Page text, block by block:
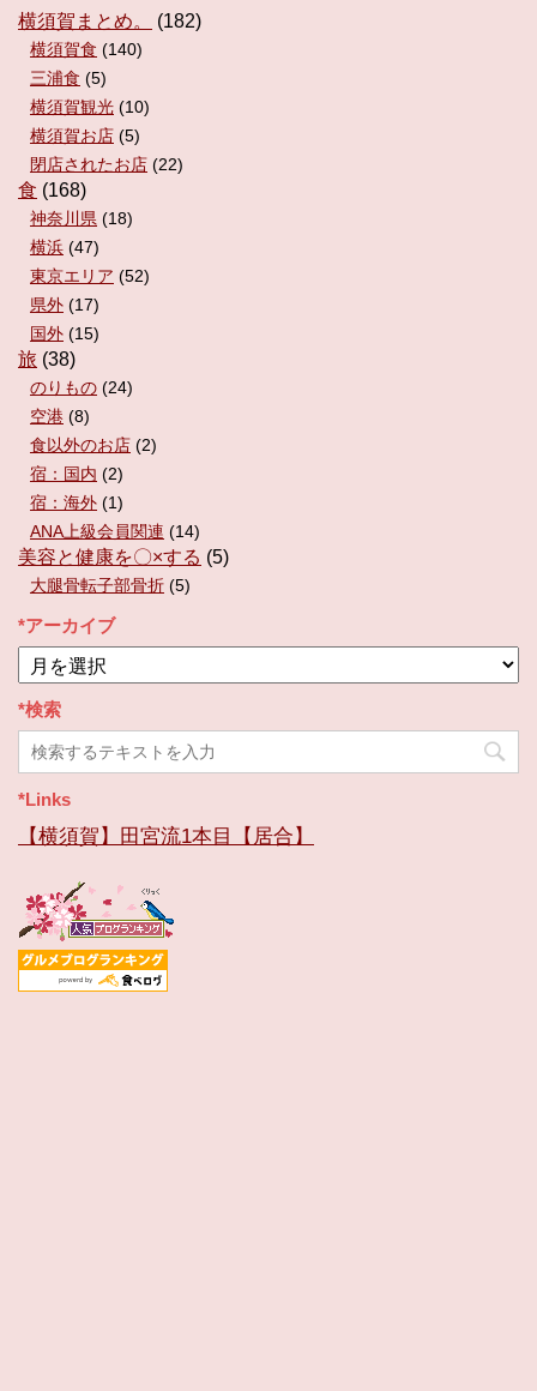
横須賀まとめ。
(182)
横須賀食 (140)
三浦食 (5)
横須賀観光 (10)
横須賀お店 (5)
閉店されたお店 (22)
食 (168)
神奈川県 (18)
横浜 (47)
東京エリア (52)
県外 (17)
国外 (15)
旅 (38)
のりもの (24)
空港 (8)
食以外のお店 (2)
宿：国内 (2)
宿：海外 (1)
ANA上級会員関連 (14)
美容と健康を〇×する (5)
大腿骨転子部骨折 (5)
*アーカイブ
ア
ー
カ
イ
ブ
*検索
*Links
【横須賀】田宮流1本目【居合】